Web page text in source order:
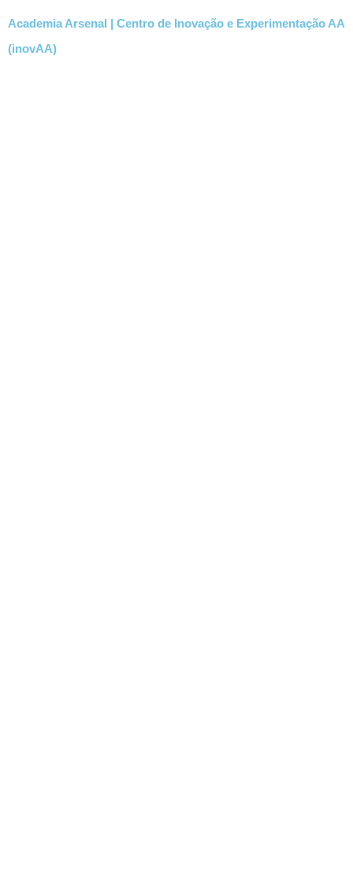
Academia Arsenal | Centro de Inovação e Experimentação AA
(inovAA)